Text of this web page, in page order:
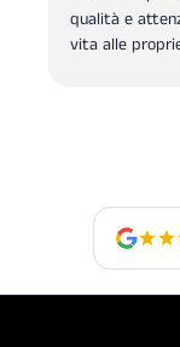
qualità e
vita alle